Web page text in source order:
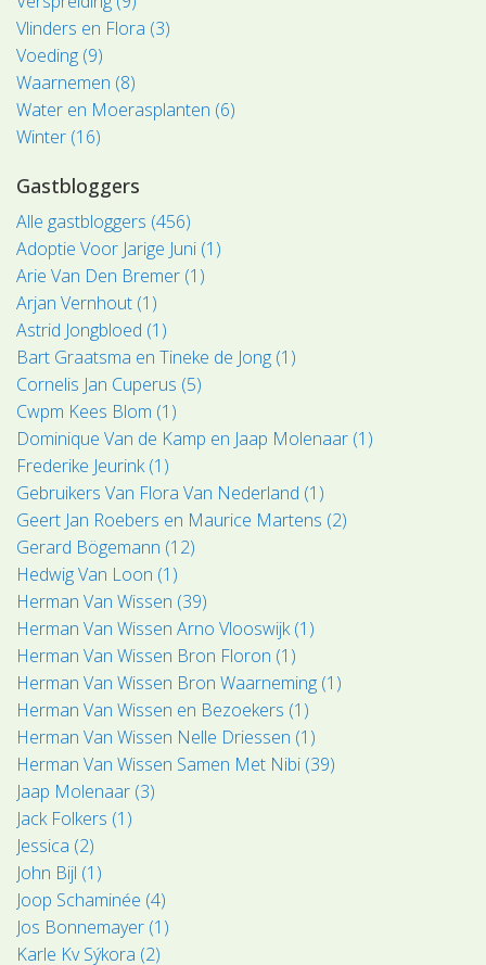
Vlinders en Flora (3)
Voeding (9)
Waarnemen (8)
Water en Moerasplanten (6)
Winter (16)
Gastbloggers
Alle gastbloggers (456)
Adoptie Voor Jarige Juni (1)
Arie Van Den Bremer (1)
Arjan Vernhout (1)
Astrid Jongbloed (1)
Bart Graatsma en Tineke de Jong (1)
Cornelis Jan Cuperus (5)
Cwpm Kees Blom (1)
Dominique Van de Kamp en Jaap Molenaar (1)
Frederike Jeurink (1)
Gebruikers Van Flora Van Nederland (1)
Geert Jan Roebers en Maurice Martens (2)
Gerard Bögemann (12)
Hedwig Van Loon (1)
Herman Van Wissen (39)
Herman Van Wissen Arno Vlooswijk (1)
Herman Van Wissen Bron Floron (1)
Herman Van Wissen Bron Waarneming (1)
Herman Van Wissen en Bezoekers (1)
Herman Van Wissen Nelle Driessen (1)
Herman Van Wissen Samen Met Nibi (39)
Jaap Molenaar (3)
Jack Folkers (1)
Jessica (2)
John Bijl (1)
Joop Schaminée (4)
Jos Bonnemayer (1)
Karle Kv Sýkora (2)